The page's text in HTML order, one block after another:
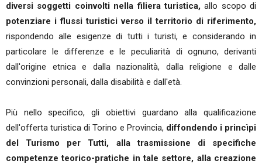
diversi soggetti coinvolti nella filiera turistica,allo scopo di
potenziare i flussi turistici verso il territorio di riferimento,
rispondendo alle esigenze di tutti i turisti, e considerando in
particolare le differenze e le peculiarità di ognuno, derivanti
dall'origine etnica e dalla nazionalità, dalla religione e dalle
convinzioni personali, dalla disabilità e dall'età.
Più nello specifico, gli obiettivi guardano alla qualificazione
dell'offerta turistica di Torino e Provincia, diffondendo i princìpi
del Turismo per Tutti,
alla trasmissione di specifiche
competenze teorico-pratiche in tale settore, alla creazione